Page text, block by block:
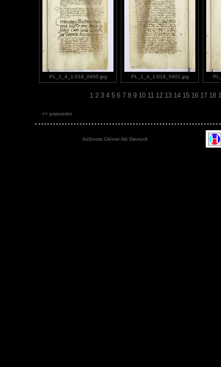
PL_1_4_1-018_0400.jpg PL_1_4_1-018_0401.jpg
1 2 3 4 5 6 7 8 9 10 11 12 13 14 15 16 17 18
<< poprzedni
Archiwum Główne Akt Dawnych